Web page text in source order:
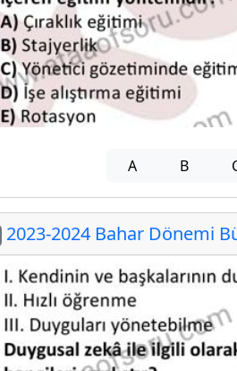
A B
2023-2024 Bahar Dönemi